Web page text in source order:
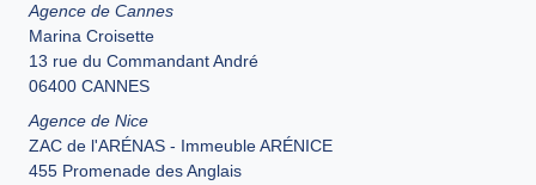
Agence de Cannes
Marina Croisette
13 rue du Commandant André
06400 CANNES
Agence de Nice
ZAC de l'ARÉNAS - Immeuble ARÉNICE
455 Promenade des Anglais